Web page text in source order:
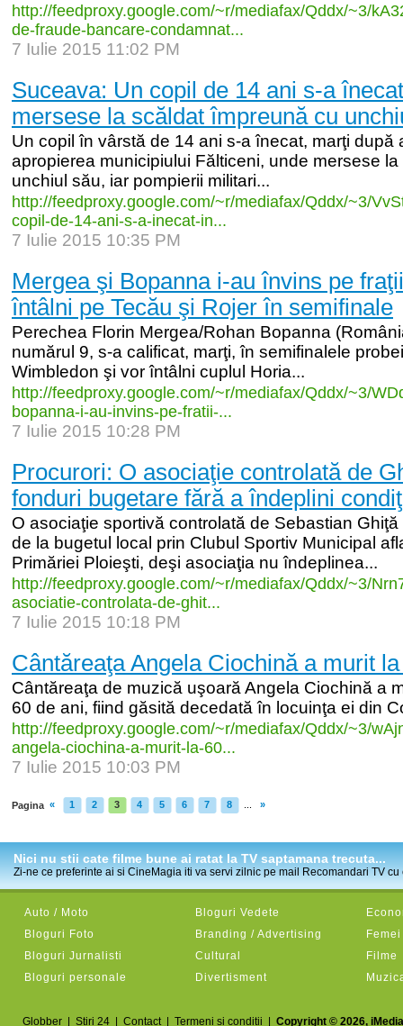
http://feedproxy.google.com/~r/mediafax/Qddx/~3/
de-fraude-bancare-condamnat...
7 Iulie 2015 11:02 PM
Suceava: Un copil de 14 ani s-a
mersese la scăldat împreună cu
Un copil în vârstă de 14 ani s-a înecat, marţi după
apropierea municipiului Fălticeni, unde mersese
unchiul său, iar pompierii militari...
http://feedproxy.google.com/~r/mediafax/Qddx/~3/
copil-de-14-ani-s-a-inecat-in...
7 Iulie 2015 10:35 PM
Mergea şi Bopanna i-au învins pe
întâlni pe Tecău şi Rojer în semifinale
Perechea Florin Mergea/Rohan Bopanna
numărul 9, s-a calificat, marţi, în semifinalele
Wimbledon şi vor întâlni cuplul Horia...
http://feedproxy.google.com/~r/mediafax/Qddx/~3/
bopanna-i-au-invins-pe-fratii-...
7 Iulie 2015 10:28 PM
Procurori: O asociaţie controlată de
fonduri bugetare fără a îndeplini
O asociaţie sportivă controlată de Sebastian
de la bugetul local prin Clubul Sportiv Municipal
Primăriei Ploieşti, deşi asociaţia nu îndeplinea...
http://feedproxy.google.com/~r/mediafax/Qddx/~3/
asociatie-controlata-de-ghit...
7 Iulie 2015 10:18 PM
Cântăreaţa Angela Ciochină a murit
Cântăreaţa de muzică uşoară Angela Ciochină a
60 de ani, fiind găsită decedată în locuinţa ei din
http://feedproxy.google.com/~r/mediafax/Qddx/~3/
angela-ciochina-a-murit- la-60...
7 Iulie 2015 10:03 PM
Pagina « 1 2 3 4 5 6 7 8 »
Nici nu stii cate filme bune ai ratat la TV saptamana trecuta...
Zi-ne ce preferinte ai si CineMagia iti va servi zilnic pe mail Recomandari TV
Auto / Moto
Bloguri Foto
Bloguri Jurnalisti
Bloguri personale
Bloguri Vedete
Branding / Advertising
Cultural
Divertisment
Femei
Filme
Globber Stiri 24 Contact| Termeni si conditii Copyright © 2026,